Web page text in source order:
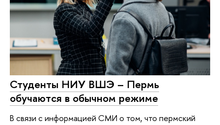
Студенты НИУ ВШЭ – Пермь
обучаются в обычном режиме
В связи с информацией СМИ о том, что пермский